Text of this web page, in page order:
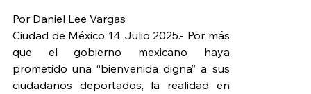
Por Daniel Lee Vargas
Ciudad de México 14 Julio 2025.- Por más
que el gobierno mexicano haya
prometido una “bienvenida digna” a sus
ciudadanos deportados, la realidad en